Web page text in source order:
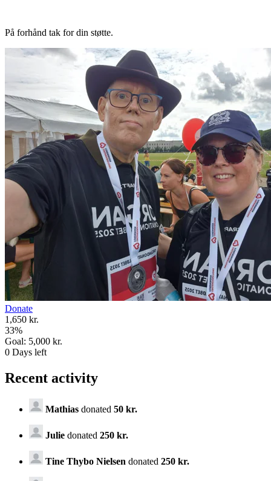
På forhånd tak for din støtte.
Donate
1,650 kr.
33%
Goal: 5,000 kr.
0 Days left
Recent activity
Mathias donated 50 kr.
Julie donated 250 kr.
Tine Thybo Nielsen donated 250 kr.